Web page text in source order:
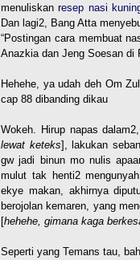
menuliskan resep nasi
Dan lagi2, Bang Atta
“Postingan cara membuat
Anazkia dan Jeng Soesan di
Hehehe, ya udah deh Om
cap 88 dibanding dikau
Wokeh. Hirup napas
lewat keteks], lakukan
gw jadi binun mo nulis
mulut tak henti2
ekye makan, akhirnya
berojolan kemaren, yang
[hehehe, gimana kaga
Seperti yang Temans tau,